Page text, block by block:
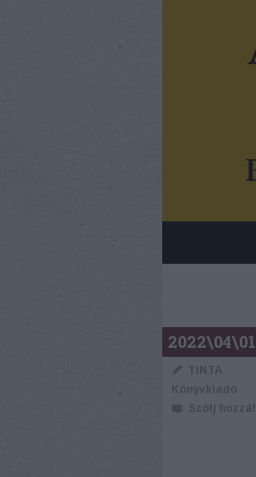
2022\04\01
TINTA
Könyvkiadó
Szólj hozzá!